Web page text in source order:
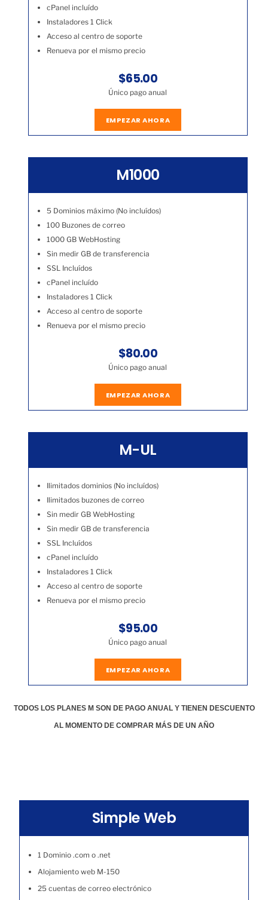
cPanel incluído
Instaladores 1 Click
Acceso al centro de soporte
Renueva por el mismo precio
$65.00
Único pago anual
EMPEZAR AHORA
M1000
5 Dominios máximo (No incluídos)
100 Buzones de correo
1000 GB WebHosting
Sin medir GB de transferencia
SSL Incluídos
cPanel incluído
Instaladores 1 Click
Acceso al centro de soporte
Renueva por el mismo precio
$80.00
Único pago anual
EMPEZAR AHORA
M-UL
Ilimitados dominios (No incluídos)
Ilimitados buzones de correo
Sin medir GB WebHosting
Sin medir GB de transferencia
SSL Incluídos
cPanel incluído
Instaladores 1 Click
Acceso al centro de soporte
Renueva por el mismo precio
$95.00
Único pago anual
EMPEZAR AHORA
TODOS LOS PLANES M SON DE PAGO ANUAL Y TIENEN DESCUENTO
AL MOMENTO DE COMPRAR MÁS DE UN AÑO
Simple Web
1 Dominio .com o .net
Alojamiento web M-150
25 cuentas de correo electrónico